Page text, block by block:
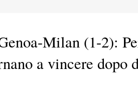
Milan (1-2):
a vincere dopo